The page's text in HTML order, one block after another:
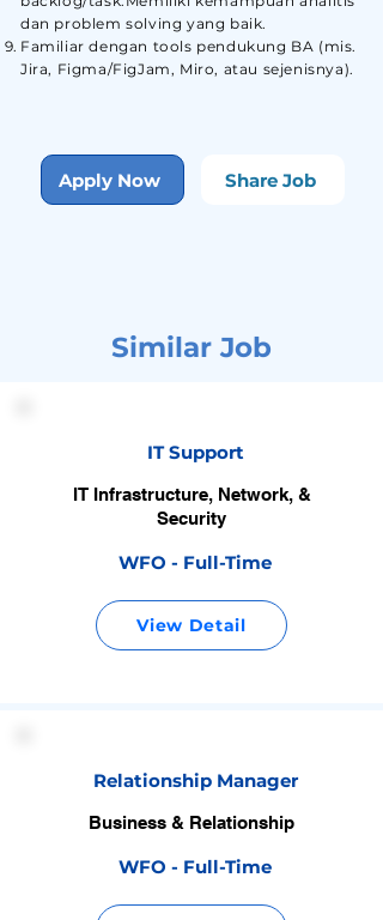
dan problem solving yang baik.
Familiar dengan tools pendukung BA (mis.
Jira, Figma/FigJam, Miro, atau sejenisnya).
Apply Now Share Job
Similar Job
IT Support
IT Infrastructure, Network, &
Security
WFO - Full-Time
View Detail
Relationship Manager
Business & Relationship
WFO - Full-Time